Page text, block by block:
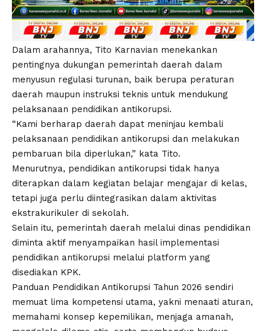
Dalam arahannya, Tito Karnavian menekankan
pentingnya dukungan pemerintah daerah dalam
menyusun regulasi turunan, baik berupa peraturan
daerah maupun instruksi teknis untuk mendukung
pelaksanaan pendidikan antikorupsi.
“Kami berharap daerah dapat meninjau kembali
pelaksanaan pendidikan antikorupsi dan melakukan
pembaruan bila diperlukan,” kata Tito.
Menurutnya, pendidikan antikorupsi tidak hanya
diterapkan dalam kegiatan belajar mengajar di kelas,
tetapi juga perlu diintegrasikan dalam aktivitas
ekstrakurikuler di sekolah.
Selain itu, pemerintah daerah melalui dinas pendidikan
diminta aktif menyampaikan hasil implementasi
pendidikan antikorupsi melalui platform yang
disediakan KPK.
Panduan Pendidikan Antikorupsi Tahun 2026 sendiri
memuat lima kompetensi utama, yakni menaati aturan,
memahami konsep kepemilikan, menjaga amanah,